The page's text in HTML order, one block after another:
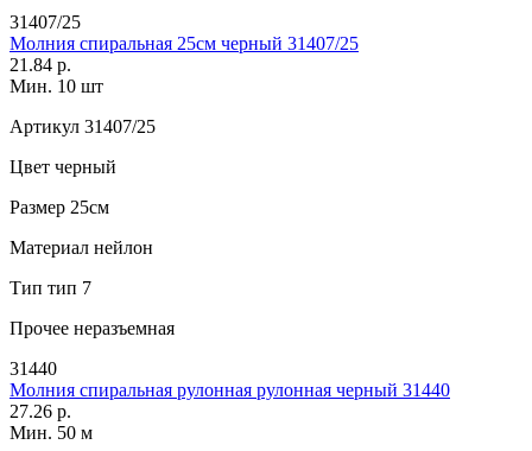
31407/25
Молния спиральная 25см черный 31407/25
21.84 р.
Мин. 10 шт
Артикул 31407/25
Цвет черный
Размер 25см
Материал нейлон
Тип тип 7
Прочее неразъемная
31440
Молния спиральная рулонная рулонная черный 31440
27.26 р.
Мин. 50 м